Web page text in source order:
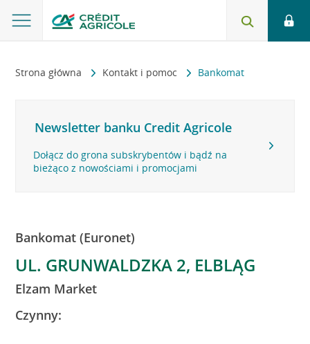
Strona główna Kontakt i pomoc Bankomat
Newsletter banku Credit Agricole
Dołącz do grona subskrybentów i bądź na
bieżąco z nowościami i promocjami
Bankomat (Euronet)
UL. GRUNWALDZKA 2, ELBLĄG
Elzam Market
Czynny: